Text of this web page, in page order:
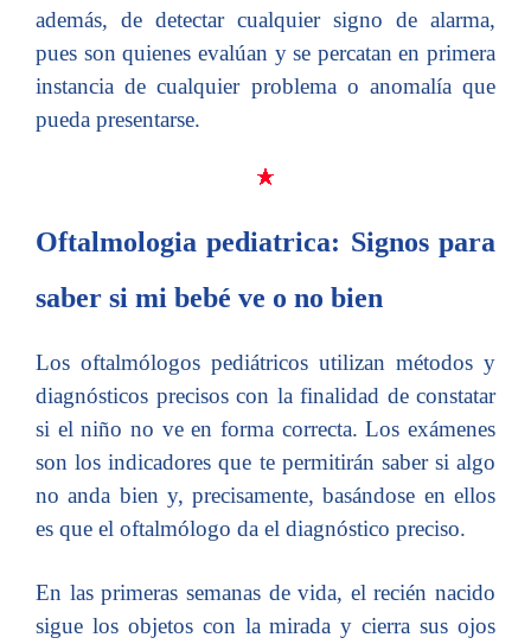
además, de detectar cualquier signo de alarma,
pues son quienes evalúan y se percatan en primera
instancia de cualquier problema o anomalía que
pueda presentarse.
Oftalmologia pediatrica: Signos para
saber si mi bebé ve o no bien
Los oftalmólogos pediátricos utilizan métodos y
diagnósticos precisos con la finalidad de constatar
si el niño no ve en forma correcta. Los exámenes
son los indicadores que te permitirán saber si algo
no anda bien y, precisamente, basándose en ellos
es que el oftalmólogo da el diagnóstico preciso.
En las primeras semanas de vida, el recién nacido
sigue los objetos con la mirada y cierra sus ojos